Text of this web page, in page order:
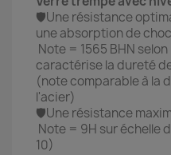
🛡️Une résistance
une absorption de
Note = 1565 BHN
caractérise la dureté
(note comparable à la
l'acier)
🛡️Une résistance
Note = 9H sur échelle
10)